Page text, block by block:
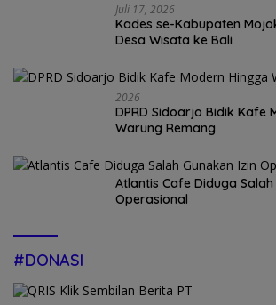
Juli 17, 2026
Kades se-Kabupaten
Desa Wisata ke Bali
2026
DPRD Sidoarjo Bidik Kafe
Warung Remang
Atlantis Cafe Diduga Salah
Operasional
#DONASI